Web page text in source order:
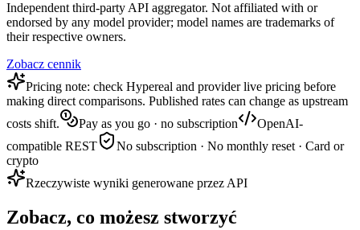
Independent third-party API aggregator. Not affiliated with or
endorsed by any model provider; model names are trademarks of
their respective owners.
Zobacz cennik
Pricing note: check Hypereal and provider live pricing before
making direct comparisons. Published rates can change as upstream
costs shift.
Pay as you go · no subscription
OpenAI-
compatible REST
No subscription · No monthly reset · Card or
crypto
Rzeczywiste wyniki generowane przez API
Zobacz, co możesz stworzyć